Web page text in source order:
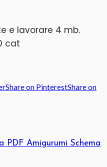
e lavorare 4 mb.
cat
Share on PinterestShare on
Amigurumi Schema